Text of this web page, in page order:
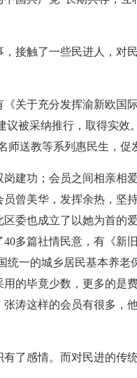
接触了一些民进人，对
关于充分发挥渝新欧国
被采纳推行，取得实效
师送教等系列惠民生，促
建功；会员之间相亲相
员曾美华，发挥余热，坚
委也成立了以她为首的
40多篇社情民意，有《新
统一的城乡居民基本养老
的毕竟少数，更多的是
涛这样的会员有很多，
了感情。而对民进的传